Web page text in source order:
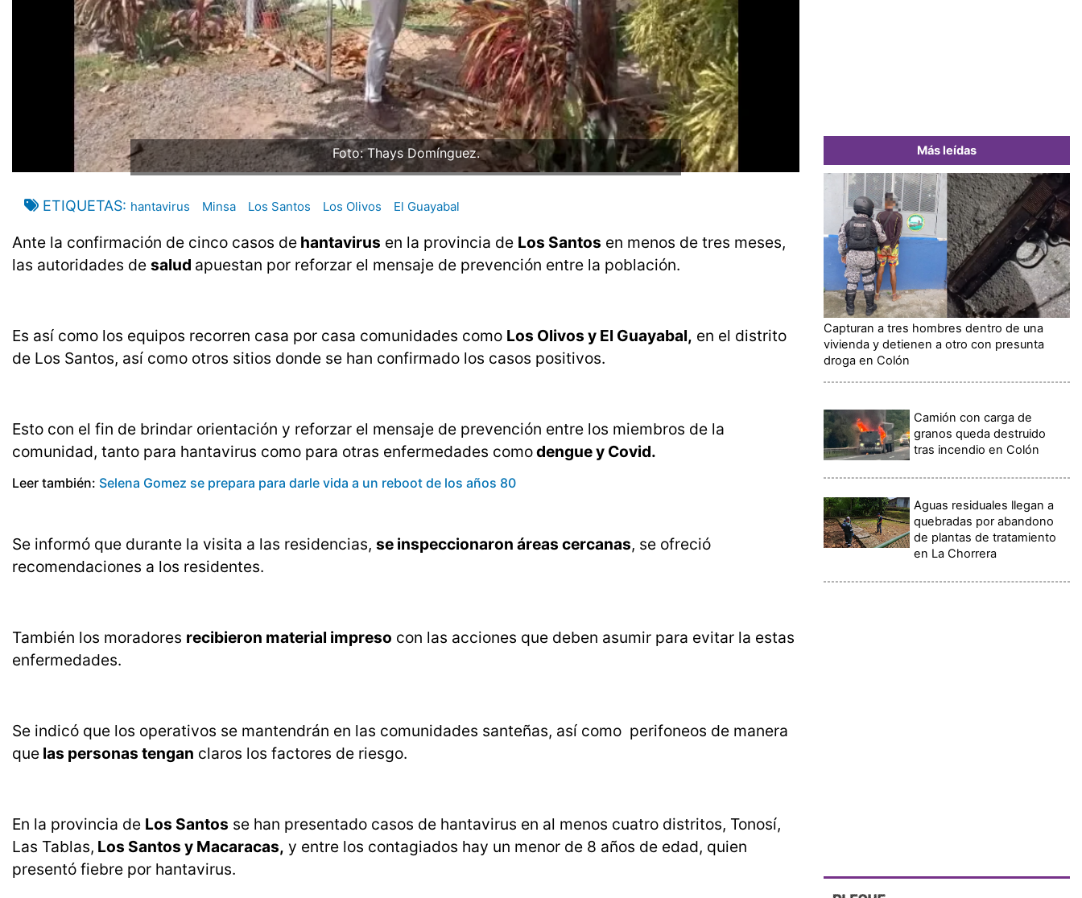
Foto: Thays Domínguez.
ETIQUETAS hantavirus Minsa Los Santos Los Olivos El Guayabal
Ante la confirmación de cinco casos de hantavirus en la provincia de Los Santos en menos de tres meses,
las autoridades de salud apuestan por reforzar el mensaje de prevención entre la población.
Es así como los equipos recorren casa por casa comunidades como Los Olivos y El Guayabal, en el distrito
de Los Santos, así como otros sitios donde se han confirmado los casos positivos.
Esto con el fin de brindar orientación y reforzar el mensaje de prevención entre los miembros de la
comunidad, tanto para hantavirus como para otras enfermedades comodengue y Covid.
Leer también: Selena Gomez se prepara para darle vida a un reboot de los años 80
Se informó que durante la visita a las residencias, se inspeccionaron áreas cercanas, se ofreció
recomendaciones a los residentes.
También los moradores recibieron material impreso con las acciones que deben asumir para evitar la estas
enfermedades.
Se indicó que los operativos se mantendrán en las comunidades santeñas, así como perifoneos de manera
que las personas tengan claros los factores de riesgo.
En la provincia de Los Santos se han presentado casos de hantavirus en al menos cuatro distritos, Tonosí,
Las Tablas, Los Santos y Macaracas, y entre los contagiados hay un menor de 8 años de edad, quien
presentó fiebre por hantavirus.
Más leídas
Capturan a tres hombres dentro de una
vivienda y detienen a otro con presunta
droga en Colón
Camión con carga de
granos queda destruido
tras incendio en Colón
Aguas residuales llegan a
quebradas por abandono
de plantas de tratamiento
en La Chorrera